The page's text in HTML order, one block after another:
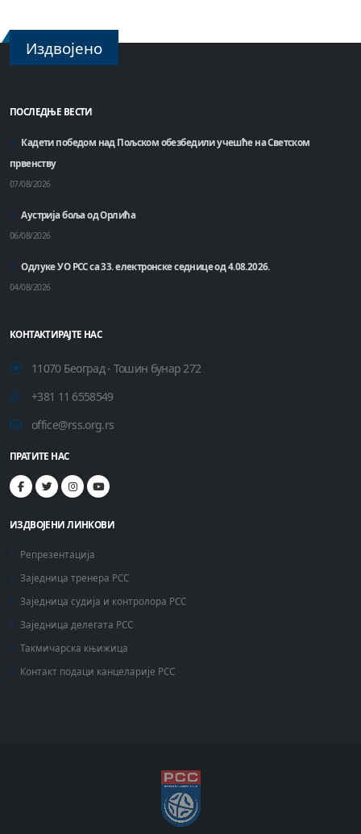
Издвојено
ПОСЛЕДЊЕ ВЕСТИ
Кадети победом над Пољском обезбедили учешће на Светском
првенству
07/08/2026
Аустрија боља од Орлића
06/08/2026
Одлуке УО РСС са 33. електронске седнице од 4.08.2026.
04/08/2026
КОНТАКТИРАЈТЕ НАС
11070 Београд - Тошин бунар 272
+381 11 6558549
office@rss.org.rs
ПРАТИТЕ НАС
ИЗДВОЈЕНИ ЛИНКОВИ
Репрезентација
Заједница тренера РСС
Заједница судија и контролора РСС
Заједница делегата РСС
Такмичарска књижица
Контакт подаци канцеларије РСС